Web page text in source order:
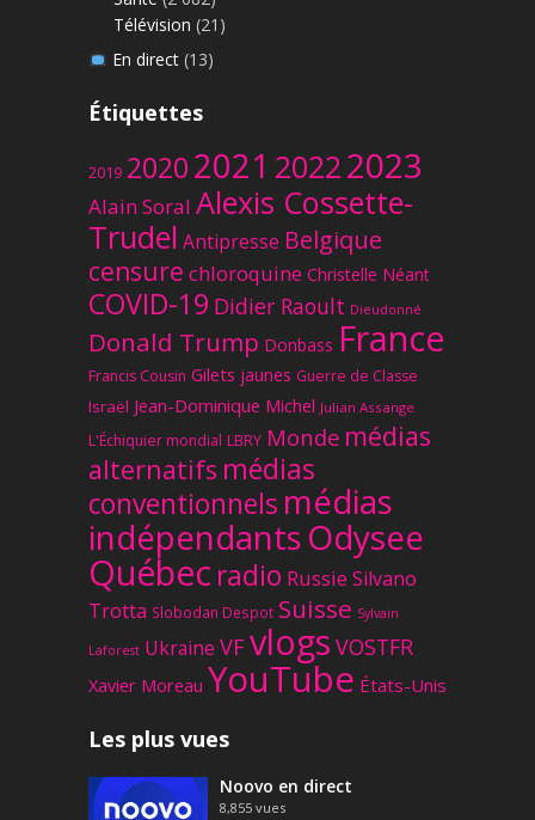
Télévision (21)
En direct(13)
Étiquettes
2019 20202021 20222023
Alain Soral Alexis Cossette-
Trudel Antipresse Belgique
censure chloroquine Christelle Néant
COVID-19 Didier Raoult Dieudonné
Donald Trump Donbass France
Francis Cousin Gilets jaunes Guerre de Classe
Israël Jean-Dominique Michel Julian Assange
L'Échiquier mondial LBRY Monde médias
alternatifs médias
conventionnels médias
indépendantsOdysee
Québec radio Russie Silvano
Trotta Slobodan Despot Suisse Sylvain
Laforest Ukraine VFvlogs VOSTFR
Xavier Moreau YouTube États-Unis
Les plus vues
Noovo en direct
8,855 vues